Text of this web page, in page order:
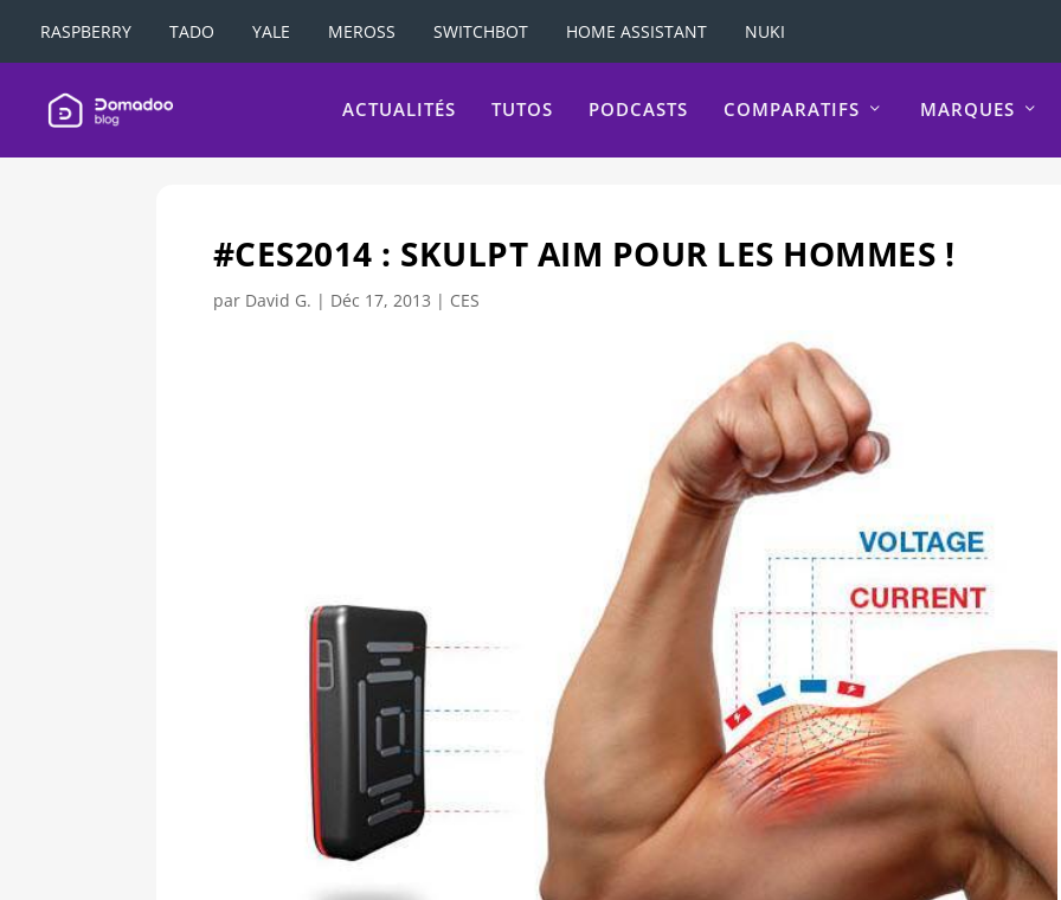
RASPBERRY TADO YALE MEROSS SWITCHBOT HOME ASSISTANT NUKI
ACTUALITÉS TUTOS PODCASTS COMPARATIFS MARQUES
#CES2014 : SKULPT AIM POUR LES HOMMES !
par David G. | Déc 17, 2013 | CES